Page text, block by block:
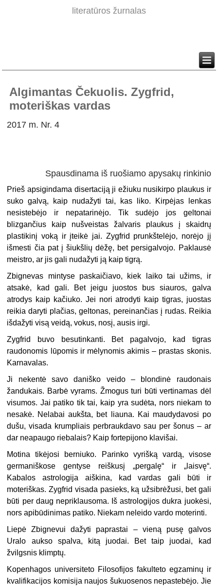
literatūros žurnalas
Algimantas Čekuolis. Zygfrid,
moteriškas vardas
2017 m. Nr. 4
Spausdinama iš ruošiamo apysakų rinkinio
Prieš apsigindama disertaciją ji ežiuku nusikirpo plaukus ir
suko galvą, kaip nudažyti tai, kas liko. Kirpėjas lenkas
nesistebėjo ir nepatarinėjo. Tik sudėjo jos geltonai
blizgančius kaip nušveistas žalvaris plaukus į skaidrų
plastikinį voką ir įteikė jai. Zygfrid prunkštelėjo, norėjo jį
išmesti čia pat į šiukšlių dėžę, bet persigalvojo. Paklausė
meistro, ar jis gali nudažyti ją kaip tigrą.
Zbignevas mintyse paskaičiavo, kiek laiko tai užims, ir
atsakė, kad gali. Bet jeigu juostos bus siauros, galva
atrodys kaip kačiuko. Jei nori atrodyti kaip tigras, juostas
reikia daryti plačias, geltonas, pereinančias į rudas. Reikia
išdažyti visą veidą, vokus, nosį, ausis irgi.
Zygfrid buvo besutinkanti. Bet pagalvojo, kad tigras
raudonomis lūpomis ir mėlynomis akimis – prastas skonis.
Karnavalas.
Ji nekentė savo daniško veido – blondinė raudonais
žandukais. Barbė vyrams. Žmogus turi būti vertinamas dėl
visumos. Jai patiko tik tai, kaip yra sudėta, nors niekam to
nesakė. Nelabai aukšta, bet liauna. Kai maudydavosi po
dušu, visada krumpliais perbraukdavo sau per šonus – ar
dar neapaugo riebalais? Kaip fortepijono klavišai.
Motina tikėjosi berniuko. Parinko vyrišką vardą, visose
germaniškose gentyse reiškusį „pergalę“ ir „laisvę“.
Kabalos astrologija aiškina, kad vardas gali būti ir
moteriškas. Zygfrid visada pasieks, ką užsibrėžusi, bet gali
būti per daug nepriklausoma. Iš astrologijos dukra juokėsi,
nors apibūdinimas patiko. Niekam neleido vardo moterinti.
Liepė Zbignevui dažyti paprastai – vieną pusę galvos
Uralo aukso spalva, kitą juodai. Bet taip juodai, kad
žvilgsnis klimptų.
Kopenhagos universiteto Filosofijos fakulteto egzaminų ir
kvalifikacijos komisija naujos šukuosenos nepastebėjo. Jie